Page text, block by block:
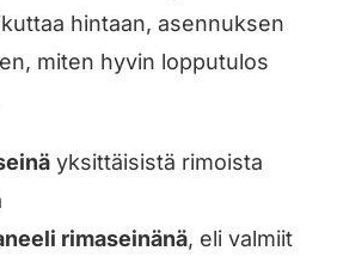
hintaan, asennuksen
miten hyvin lopputulos
yksittäisistä rimoista
rimaseinänä, eli valmiit